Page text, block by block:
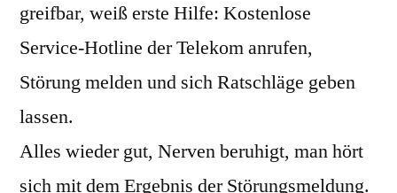
greifbar, weiß erste Hilfe: Kostenlose
Service-Hotline der Telekom anrufen,
Störung melden und sich Ratschläge geben
lassen.
Alles wieder gut, Nerven beruhigt, man hört
sich mit dem Ergebnis der Störungsmeldung.